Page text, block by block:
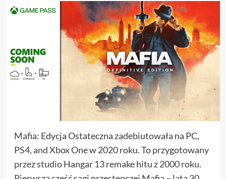
Mafia: Edycja Ostateczna zadebiutowała na PC,
PS4, and Xbox One w 2020 roku. To przygotowany
przez studio Hangar 13 remake hitu z 2000 roku.